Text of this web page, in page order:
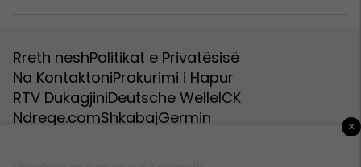
Rreth neshPolitikat e Privatësisë
Na KontaktoniProkurimi i Hapur
RTV DukagjiniDeutsche WelleICK
Ndreqe.comShkabajGermin ×